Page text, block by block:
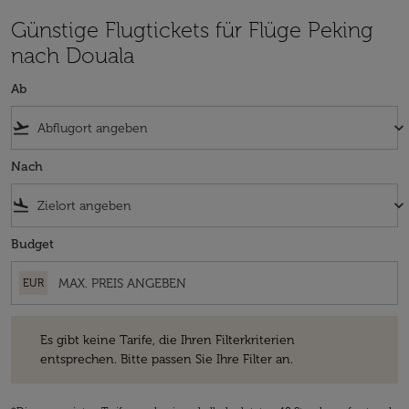
Günstige Flugtickets für Flüge Peking
nach Douala
Ab
flight_takeoff keyboard_arrow_down
Nach
flight_land keyboard_arrow_down
Budget
EUR
Es gibt keine Tarife, die Ihren Filterkriterien
entsprechen. Bitte passen Sie Ihre Filter an.